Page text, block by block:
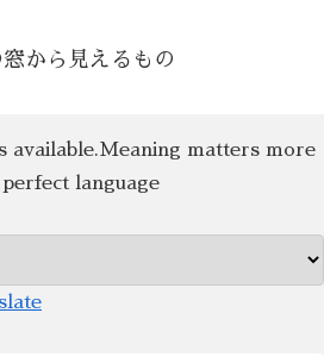
窓から見えるもの
available.Meaning matters more
language